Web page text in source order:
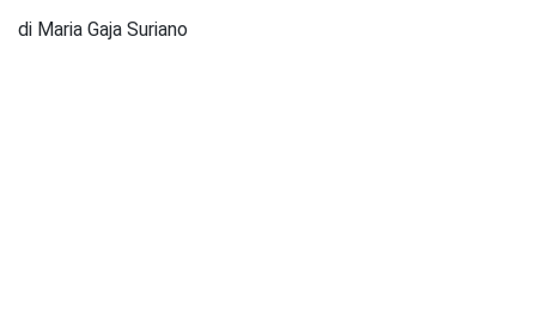
di Maria Gaja Suriano